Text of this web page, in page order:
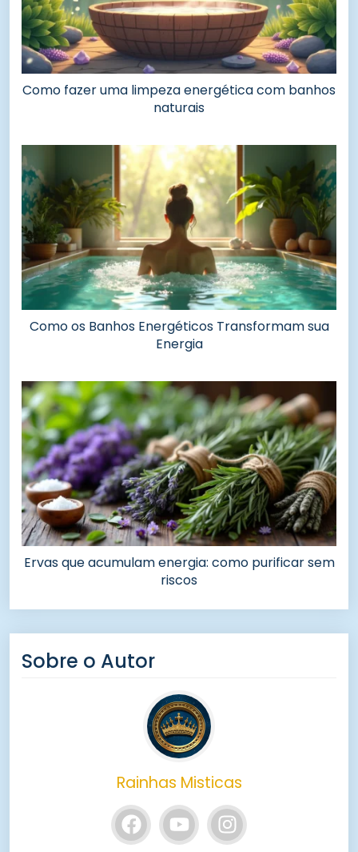
Como fazer uma limpeza energética com banhos
naturais
Como os Banhos Energéticos Transformam sua
Energia
Ervas que acumulam energia: como purificar sem
riscos
Sobre o Autor
Rainhas Misticas